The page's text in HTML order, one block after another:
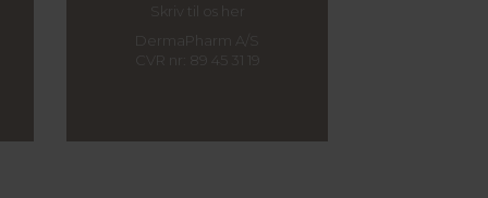
Skriv til os her
DermaPharm A/S
CVR nr: 89 45 31 19